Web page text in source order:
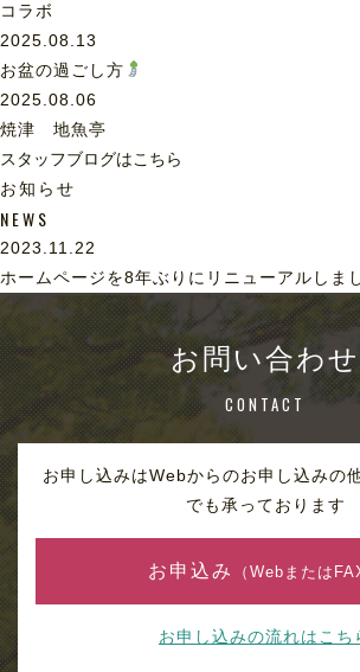
コラボ
2025.08.13
お盆の過ごし方
2025.08.06
焼津 地魚亭
スタッフブログはこちら
お知らせ
NEWS
2023.11.22
ホームページを8年ぶりにリニューアルしま
お問い合わせ
CONTACT
お申し込みはWebからのお申し込みの
でも承っております
お申込み （Webまたは
お申し込みの流れはこち